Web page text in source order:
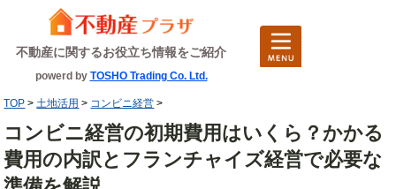
不動産に関するお役立ち情報をご紹介
powerd by TOSHO Trading Co. Ltd.
TOP >土地活用 > コンビニ経営 >
コンビニ経営の初期費用はいくら？かかる
費用の内訳とフランチャイズ経営で必要な